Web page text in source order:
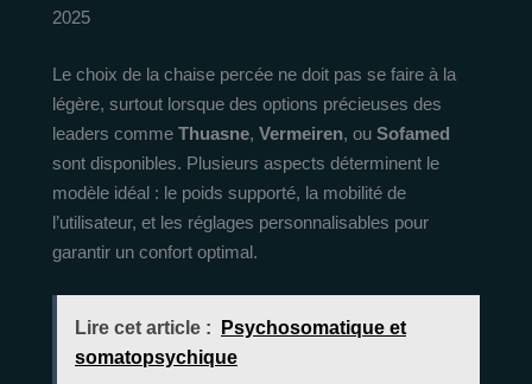
2025
Le choix de la chaise percée ne doit pas se faire à la
légère, surtout lorsque des options précieuses des
leaders comme Thuasne, Vermeiren, ou Sofamed
sont disponibles. Plusieurs aspects déterminent le
modèle idéal : le poids supporté, la mobilité de
l’utilisateur, et les réglages personnalisables pour
garantir un confort optimal.
Lire cet article :
Psychosomatique et
somatopsychique